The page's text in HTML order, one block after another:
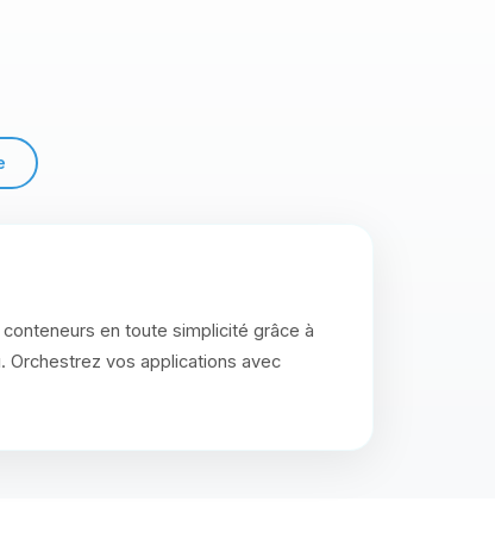
en toute simplicité grâce à
Orchestrez vos applications avec